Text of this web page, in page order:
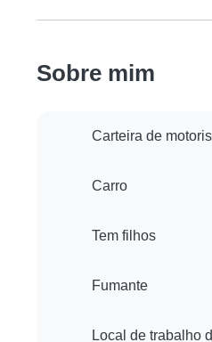
Sobre mim
Carteira de
Carro
Tem filhos
Fumante
Local de trabalho